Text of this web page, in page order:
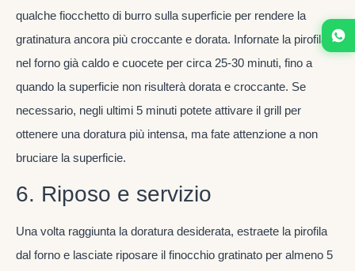
qualche fiocchetto di burro sulla superficie per rendere la
gratinatura ancora più croccante e dorata. Infornate la pirofila
nel forno già caldo e cuocete per circa 25-30 minuti, fino a
quando la superficie non risulterà dorata e croccante. Se
necessario, negli ultimi 5 minuti potete attivare il grill per
ottenere una doratura più intensa, ma fate attenzione a non
bruciare la superficie.
6. Riposo e servizio
Una volta raggiunta la doratura desiderata, estraete la pirofila
dal forno e lasciate riposare il finocchio gratinato per almeno 5